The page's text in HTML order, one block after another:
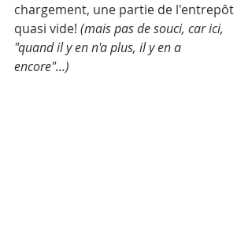
chargement, une partie de l'entrepôt
quasi vide! (mais pas de souci, car ici,
"quand il y en n'a plus, il y en a
encore"...)